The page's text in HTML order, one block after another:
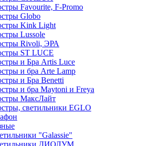
Favourite, F-Promo
Globo
Kink Light
Lussole
Rivoli, ЭРА
ST LUCE
и Бра Artis Luce
и бра Arte Lamp
и Бра Benetti
и бра Maytoni и Freya
МаксЛайт
светильники EGLO
"Galassie"